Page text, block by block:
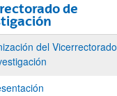
de
del Vicerrectorado